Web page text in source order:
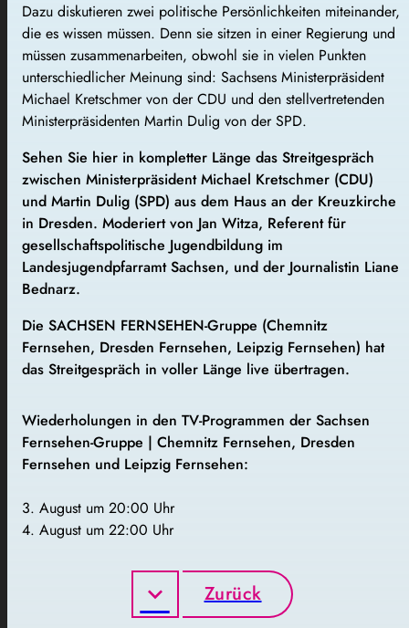
Dazu diskutieren zwei politische Persönlichkeiten miteinander,
die es wissen müssen. Denn sie sitzen in einer Regierung und
müssen zusammenarbeiten, obwohl sie in vielen Punkten
unterschiedlicher Meinung sind: Sachsens Ministerpräsident
Michael Kretschmer von der CDU und den stellvertretenden
Ministerpräsidenten Martin Dulig von der SPD.
Sehen Sie hier in kompletter Länge das Streitgespräch
zwischen Ministerpräsident Michael Kretschmer (CDU)
und Martin Dulig (SPD) aus dem Haus an der Kreuzkirche
in Dresden. Moderiert von Jan Witza, Referent für
gesellschaftspolitische Jugendbildung im
Landesjugendpfarramt Sachsen, und der Journalistin Liane
Bednarz.
Die SACHSEN FERNSEHEN-Gruppe (Chemnitz
Fernsehen, Dresden Fernsehen, Leipzig Fernsehen) hat
das Streitgespräch in voller Länge live übertragen.
Wiederholungen in den TV-Programmen der Sachsen
Fernsehen-Gruppe | Chemnitz Fernsehen, Dresden
Fernsehen und Leipzig Fernsehen:
3. August um 20:00 Uhr
4. August um 22:00 Uhr
Zurück